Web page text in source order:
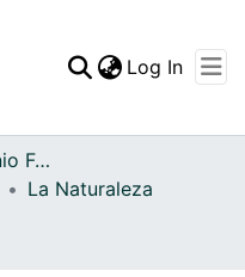
Statistics
Log In
Archivo del Patrimonio Fotográfico y Fílmico del Valle del Cauca
La Naturaleza